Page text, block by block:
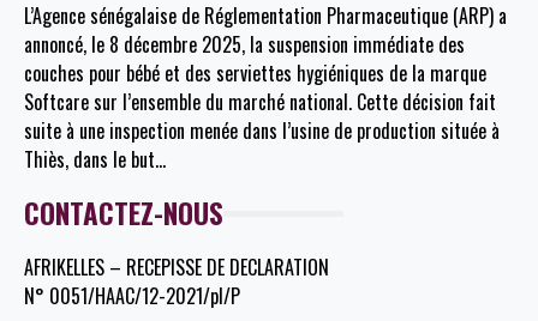
L’Agence sénégalaise de Réglementation Pharmaceutique (ARP) a
annoncé, le 8 décembre 2025, la suspension immédiate des
couches pour bébé et des serviettes hygiéniques de la marque
Softcare sur l’ensemble du marché national. Cette décision fait
suite à une inspection menée dans l’usine de production située à
Thiès, dans le but…
CONTACTEZ-NOUS
AFRIKELLES – RECEPISSE DE DECLARATION
N° 0051/HAAC/12-2021/pl/P